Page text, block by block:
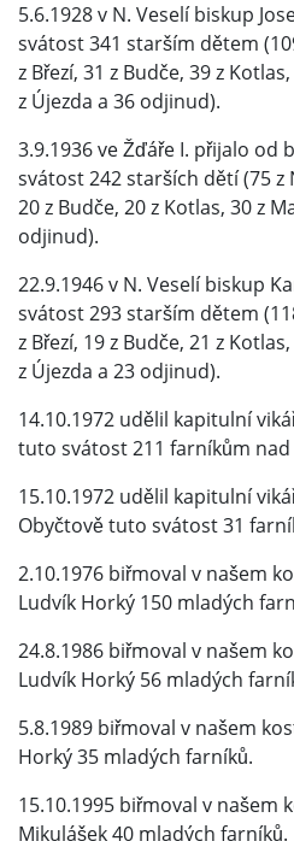
5.6.1928 v N. Veselí biskup
svátost 341 starším dětem
z Březí, 31 z Budče, 39 z
z Újezda a 36 odjinud).
3.9.1936 ve Žďáře I. přijalo od
svátost 242 starších dětí (75 z
20 z Budče, 20 z Kotlas, 30 z
odjinud).
22.9.1946 v N. Veselí biskup
svátost 293 starším dětem
z Březí, 19 z Budče, 21 z
z Újezda a 23 odjinud).
14.10.1972 udělil kapitulní
tuto svátost 211 farníkům nad
15.10.1972 udělil kapitulní
Obyčtově tuto svátost 31
2.10.1976 biřmoval v našem
Ludvík Horký 150 mladých
24.8.1986 biřmoval v našem
Ludvík Horký 56 mladých
5.8.1989 biřmoval v našem
Horký 35 mladých farníků.
15.10.1995 biřmoval v našem
Mikulášek 40 mladých farníků.